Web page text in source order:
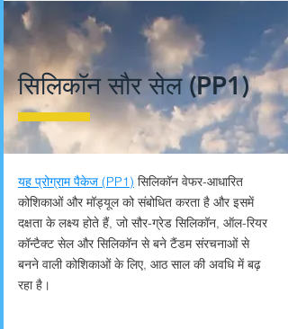
सिलिकॉन सौर सेल (PP1)
यह प्रोग्राम पैकेज (PP1) सिलिकॉन वेफर-आधारित
कोशिकाओं और मॉड्यूल को संबोधित करता है और इसमें
दक्षता के लक्ष्य होते हैं, जो सौर-ग्रेड सिलिकॉन, ऑल-रियर
कॉन्टैक्ट सेल और सिलिकॉन से बने टैंडम संरचनाओं से
बनने वाली कोशिकाओं के लिए, आठ साल की अवधि में बढ़
रहा है।